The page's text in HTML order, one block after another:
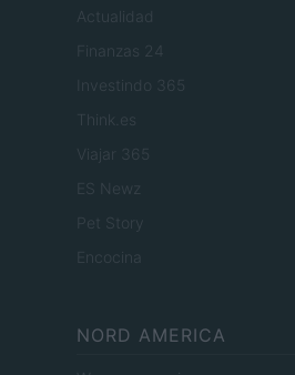
Actualidad
Finanzas 24
Investindo 365
Think.es
Viajar 365
ES Newz
Pet Story
Encocina
NORD AMERICA